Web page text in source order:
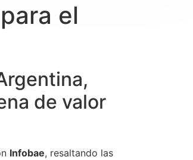
el
de valor
Infobae, resaltando las